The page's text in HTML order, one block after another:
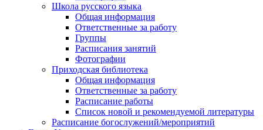
Школа русского языка
Общая информация
Ответственные за работу
Группы
Расписания занятий
Фотографии
Приходская библиотека
Общая информация
Ответственные за работу
Расписание работы
Список новой и рекомендуемой литературы
Расписание богослужений/мероприятий